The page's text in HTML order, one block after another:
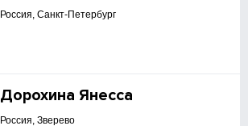
Россия, Санкт-Петербург
Дорохина Янесса
Россия, Зверево